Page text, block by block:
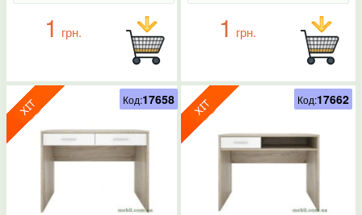
1 грн. 1 грн.
Код:17658 Код:17662